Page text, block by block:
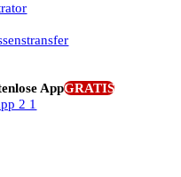
AppGRATIS